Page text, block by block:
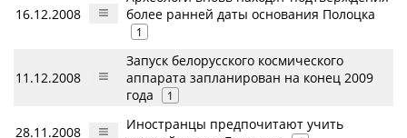
16.12.2008
более ранней даты основания Полоцка
1
11.12.2008
Запуск белорусского космического
аппарата запланирован на конец 2009
года
1
28.11.2008
Иностранцы предпочитают учить